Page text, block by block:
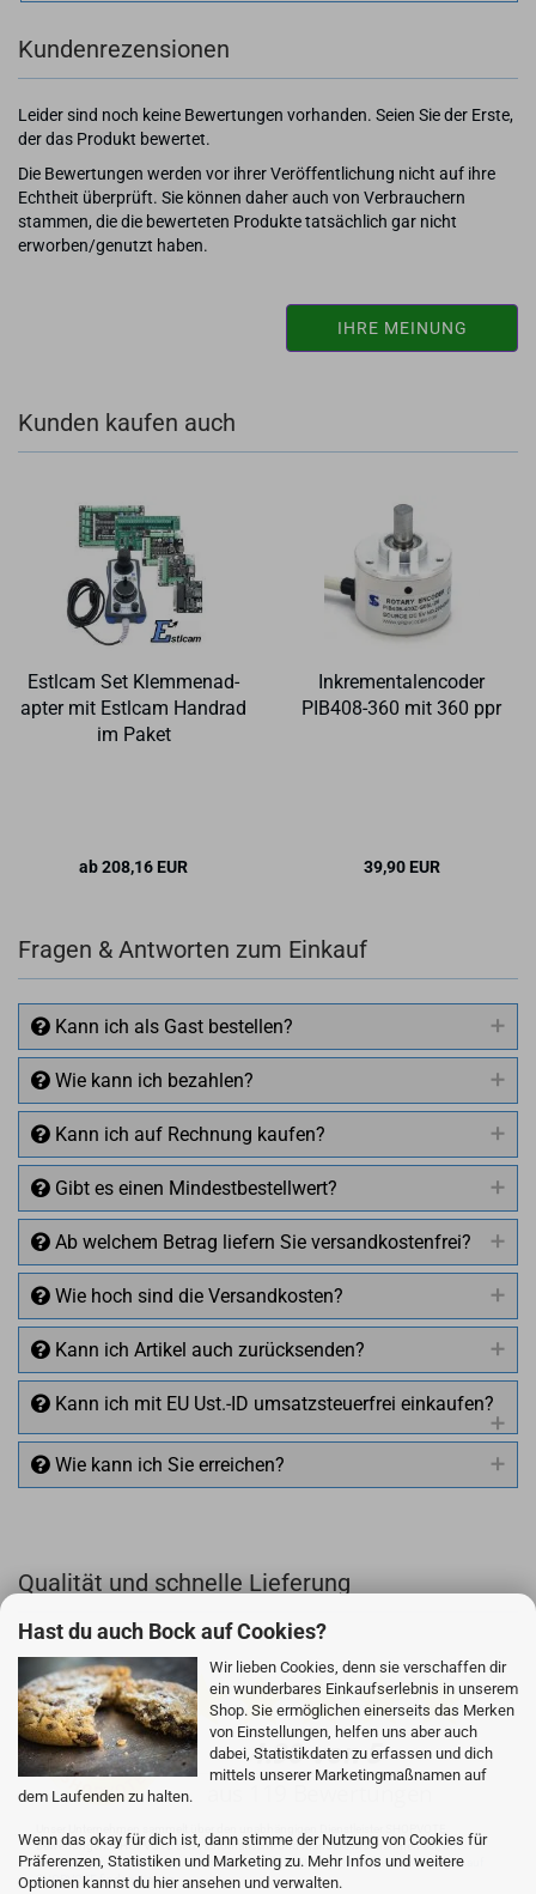
Hast du auch Bock auf Cookies?
Wir lieben Cookies, denn sie verschaffen dir
ein wunderbares Einkaufserlebnis in unserem
Shop. Sie ermöglichen einerseits das Merken
von Einstellungen, helfen uns aber auch
dabei, Statistikdaten zu erfassen und dich
mittels unserer Marketingmaßnamen auf
dem Laufenden zu halten.
Wenn das okay für dich ist, dann stimme der Nutzung von Cookies für
Präferenzen, Statistiken und Marketing zu. Mehr Infos und weitere
Optionen kannst du hier ansehen und verwalten.
Kundenrezensionen
Leider sind noch keine Bewertungen vorhanden. Seien Sie der Erste,
der das Produkt bewertet.
Die Bewertungen werden vor ihrer Veröffentlichung nicht auf ihre
Echtheit überprüft. Sie können daher auch von Verbrauchern
stammen, die die bewerteten Produkte tatsächlich gar nicht
erworben/genutzt haben.
IHRE MEINUNG
Kunden kaufen auch
Estl­cam Set Klem­men­ad­
ap­ter mit Estl­cam Hand­rad
im Paket
ab 208,16 EUR
In­kre­men­ta­len­co­der
PIB408-​​360 mit 360 ppr
39,90 EUR
Fragen & Antworten zum Einkauf
Kann ich als Gast bestellen?
Wie kann ich bezahlen?
Kann ich auf Rechnung kaufen?
Gibt es einen Mindestbestellwert?
Ab welchem Betrag liefern Sie versandkostenfrei?
Wie hoch sind die Versandkosten?
Kann ich Artikel auch zurücksenden?
Kann ich mit EU Ust.-ID umsatzsteuerfrei einkaufen?
Wie kann ich Sie erreichen?
+49 (0)4281 50 79 78 2
+49 (0)4281 50 79 78 2
info@rocketronics.de
Qualität und schnelle Lieferung
Bewertungen. SHOPVOTE setzt automatische und manuelle Maßnahmen ein, um
Bewertungen zu verifizieren.Informationen zur Echtheit von Kundenbewertungen auf
SHOPVOTE finden Sie hier.